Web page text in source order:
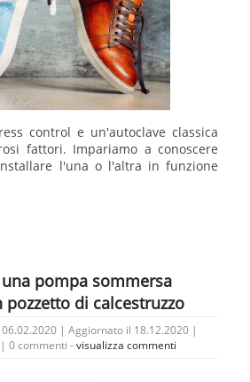
control e un'autoclave classica
fattori. Impariamo a conoscere
l'una o l'altra in funzione
pompa sommersa
di calcestruzzo
| Aggiornato il 18.12.2020 |
| 0 commenti -visualizza commenti